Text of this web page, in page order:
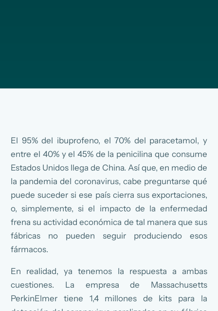
El 95% del ibuprofeno, el 70% del paracetamol, y
entre el 40% y el 45% de la penicilina que consume
Estados Unidos llega de China. Así que, en medio de
la pandemia del coronavirus, cabe preguntarse qué
puede suceder si ese país cierra sus exportaciones,
o, simplemente, si el impacto de la enfermedad
frena su actividad económica de tal manera que sus
fábricas no pueden seguir produciendo esos
fármacos.
En realidad, ya tenemos la respuesta a ambas
cuestiones. La empresa de Massachusetts
PerkinElmer tiene 1,4 millones de kits para la